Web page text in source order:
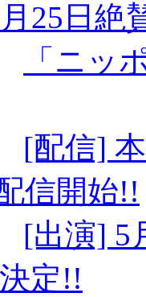
25日絶
「ニッ
[配信]
信開始!!
[出演] 5
定!!